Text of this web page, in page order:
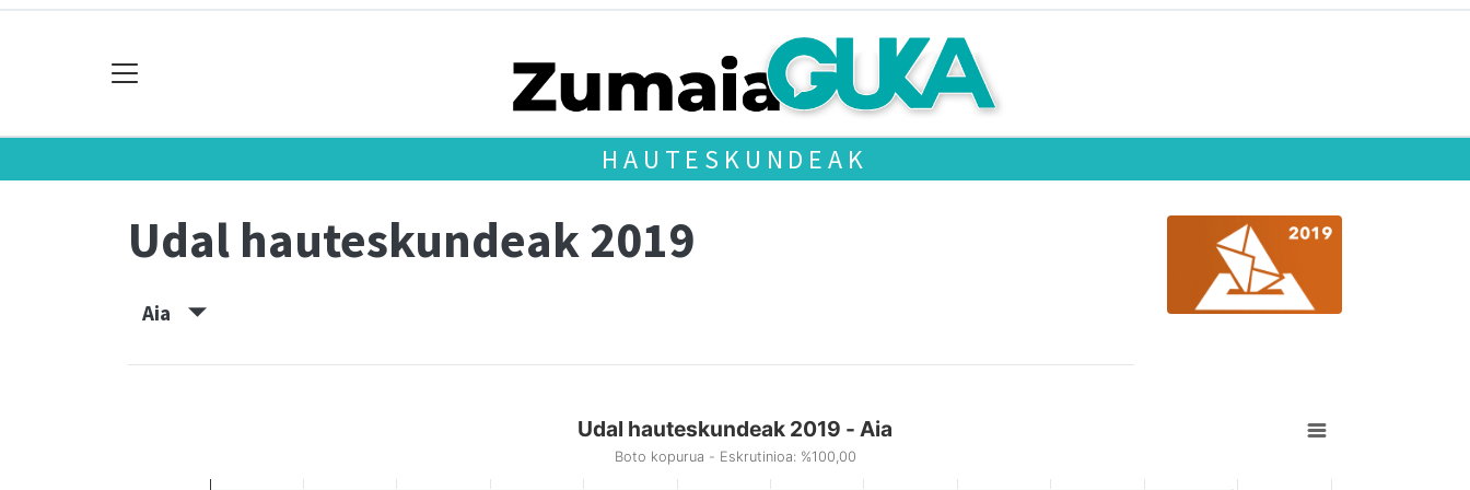
HAUTESKUNDEAK
Udal hauteskundeak 2019
Aia
Udal hauteskundeak 2019 - Aia
Boto kopurua - Eskrutinioa: %100,00